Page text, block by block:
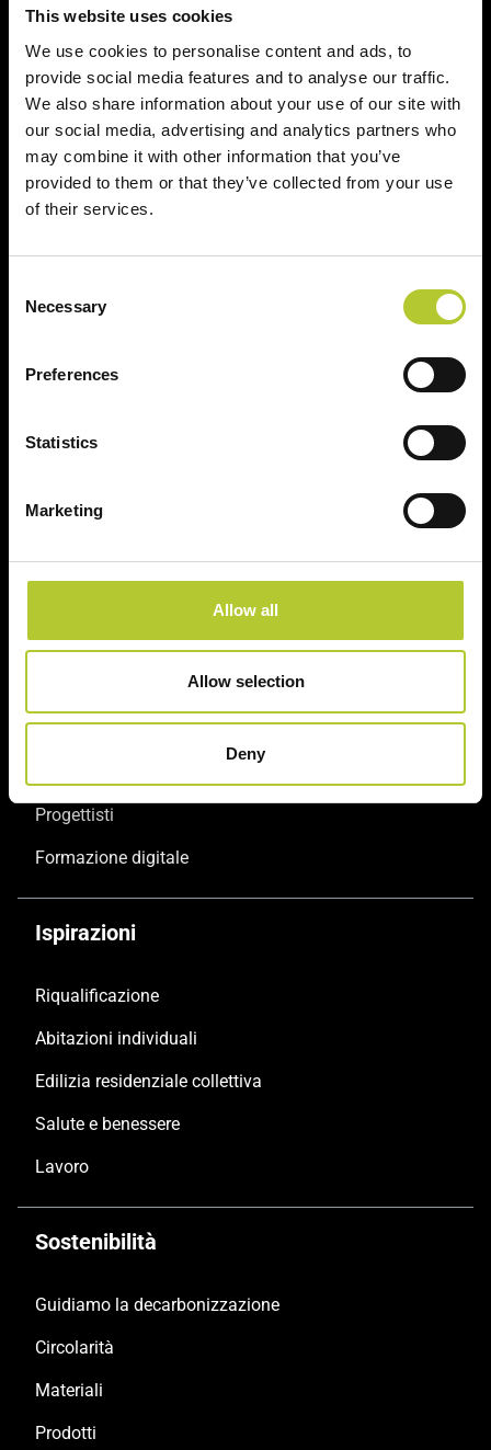
This website uses cookies
We use cookies to personalise content and ads, to
provide social media features and to analyse our traffic.
We also share information about your use of our site with
our social media, advertising and analytics partners who
may combine it with other information that you’ve
provided to them or that they’ve collected from your use
of their services.
Selection
Necessary
Preferences
Statistics
Marketing
Allow all
Allow selection
Deny
+ di 40 anni di esperienza
+ di 170 Maestri
Serramentisti Domal
Sistemi porte
Serramentisti Domal
Progettisti
Formazione digitale
Ispirazioni
Riqualificazione
Abitazioni individuali
Edilizia residenziale collettiva
Salute e benessere
Lavoro
Sostenibilità
Guidiamo la decarbonizzazione
Circolarità
Materiali
Prodotti